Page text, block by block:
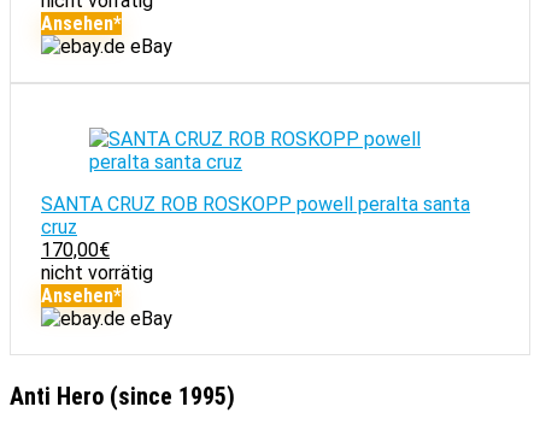
Ansehen*
eBay
SANTA CRUZ ROB ROSKOPP powell peralta santa
cruz
170,00€
nicht vorrätig
Ansehen*
eBay
Anti Hero (since 1995)